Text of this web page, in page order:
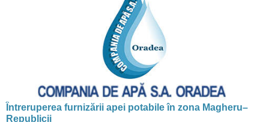
Întreruperea furnizării apei potabile în zona Magheru–
Republicii